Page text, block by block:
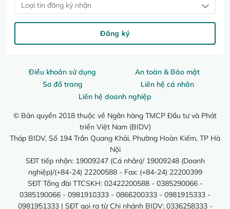
Điều khoản sử dụng
An toàn & Bảo mật
Sơ đồ trang
Liên hệ cá nhân
Liên hệ doanh nghiệp
© Bản quyền 2018 thuộc về Ngân hàng TMCP Đầu tư và Phát
triển Việt Nam (BIDV)
Tháp BIDV, Số 194 Trần Quang Khải, Phường Hoàn Kiếm, TP Hà
Nội
SĐT tiếp nhận: 19009247 (Cá nhân)/ 19009248 (Doanh
nghiệp)/(+84-24) 22200588 - Fax: (+84-24) 22200399
SĐT Tổng đài TTCSKH: 02422200588 - 0385290066 -
0385190066 - 0981910333 - 0866200333 - 0981915333 -
0981951333 | SĐT gọi ra từ Chi nhánh BIDV: 0336258333 -
Loại tin đăng ký nhận
Đăng ký